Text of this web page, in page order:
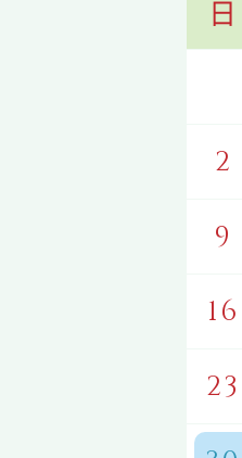
日
2
9
16
23